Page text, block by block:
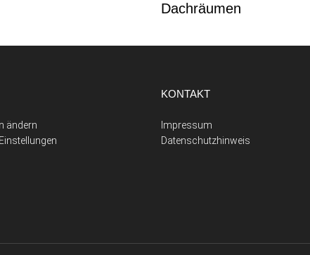
Dachräumen
ändern
KONTAKT
Impressum
Datenschutzhinweis